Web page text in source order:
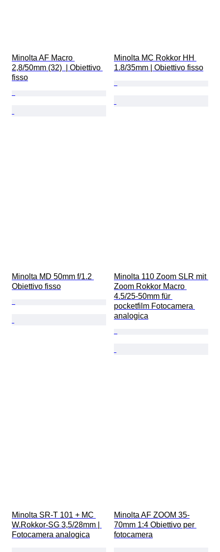
Minolta AF Macro
2,8/50mm (32)  | Obiettivo
fisso
Minolta MC Rokkor HH
1.8/35mm | Obiettivo fisso
Minolta MD 50mm f/1.2
Obiettivo fisso
Minolta 110 Zoom SLR mit
Zoom Rokkor Macro
4.5/25-50mm für
pocketfilm Fotocamera
analogica
Minolta SR-T 101 + MC
W.Rokkor-SG 3,5/28mm |
Fotocamera analogica
Minolta AF ZOOM 35-
70mm 1:4 Obiettivo per
fotocamera